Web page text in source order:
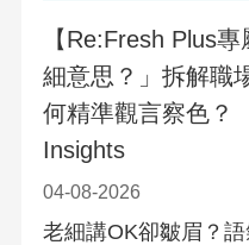
【Re:Fresh Plus
細意思？」拆解職
何精準觀言察色？
Insights
04-08-2026
老細講OK卻皺眉？